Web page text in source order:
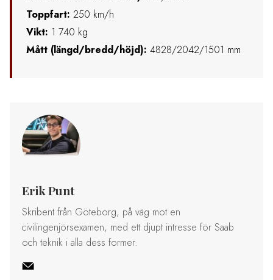
Toppfart: 250 km/h
Vikt: 1 740 kg
Mått (längd/bredd/höjd): 4828/2042/1501 mm
Erik Punt
Skribent från Göteborg, på väg mot en
civilingenjörsexamen, med ett djupt intresse för Saab
och teknik i alla dess former.